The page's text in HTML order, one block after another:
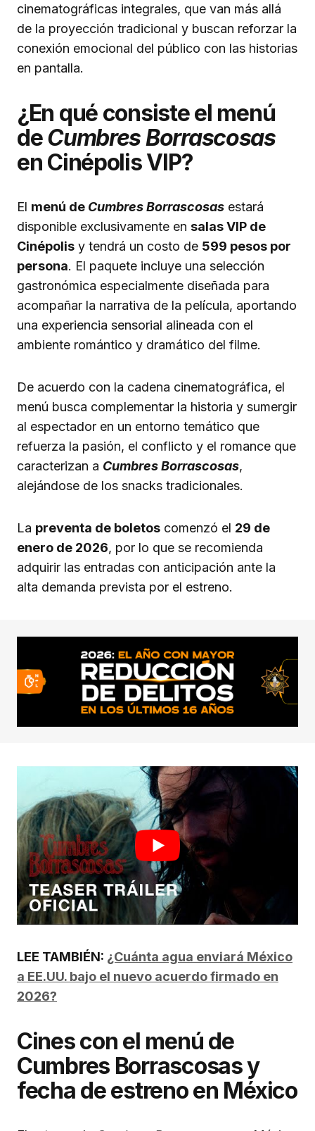
cinematográficas integrales, que van más allá
de la proyección tradicional y buscan reforzar la
conexión emocional del público con las historias
en pantalla.
¿En qué consiste el menú
deCumbres Borrascosas
en Cinépolis VIP?
El menú de Cumbres Borrascosas estará
disponible exclusivamente en salas VIP de
Cinépolis y tendrá un costo de 599 pesos por
persona. El paquete incluye una selección
gastronómica especialmente diseñada para
acompañar la narrativa de la película, aportando
una experiencia sensorial alineada con el
ambiente romántico y dramático del filme.
De acuerdo con la cadena cinematográfica, el
menú busca complementar la historia y sumergir
al espectador en un entorno temático que
refuerza la pasión, el conflicto y el romance que
caracterizan a Cumbres Borrascosas,
alejándose de los snacks tradicionales.
La preventa de boletos comenzó el 29 de
enero de 2026, por lo que se recomienda
adquirir las entradas con anticipación ante la
alta demanda prevista por el estreno.
LEE TAMBIÉN: ¿Cuánta agua enviará México
a EE.UU. bajo el nuevo acuerdo firmado en
2026?
Cines con el menú de
Cumbres Borrascosas y
fecha de estreno en México